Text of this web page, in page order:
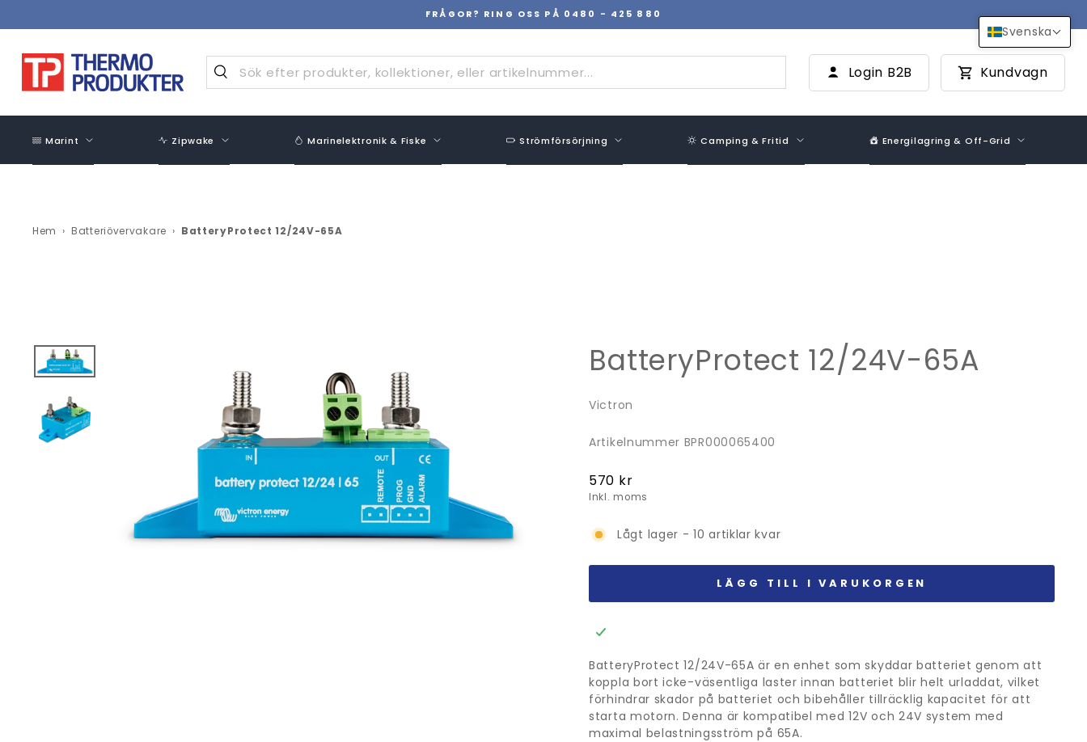
Pausa
FRÅGOR? RING OSS PÅ 0480 - 425 880
Login B2B Kundvagn
Marint Zipwake Marinelektronik & Fiske Strömförsörjning Camping & Fritid Energilagring & Off-Grid
Hem › Batteriövervakare › BatteryProtect 12/24V-65A
BatteryProtect 12/24V-65A
Victron
Artikelnummer BPR000065400
Ordinarie
pris
570 kr
Inkl. moms
Lågt lager - 10 artiklar kvar
LÄGG TILL I VARUKORGEN
BatteryProtect 12/24V-65A är en enhet som skyddar batteriet genom att
koppla bort icke-väsentliga laster innan batteriet blir helt urladdat, vilket
förhindrar skador på batteriet och bibehåller tillräcklig kapacitet för att
starta motorn. Denna är kompatibel med 12V och 24V system med
maximal belastningsström på 65A.
Svenska